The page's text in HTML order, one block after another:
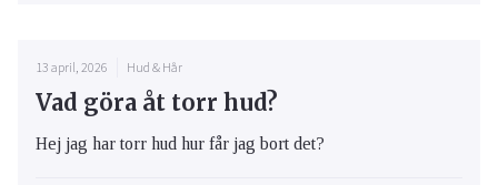
13 april, 2026 Hud & Hår
Vad göra åt torr hud?
Hej jag har torr hud hur får jag bort det?